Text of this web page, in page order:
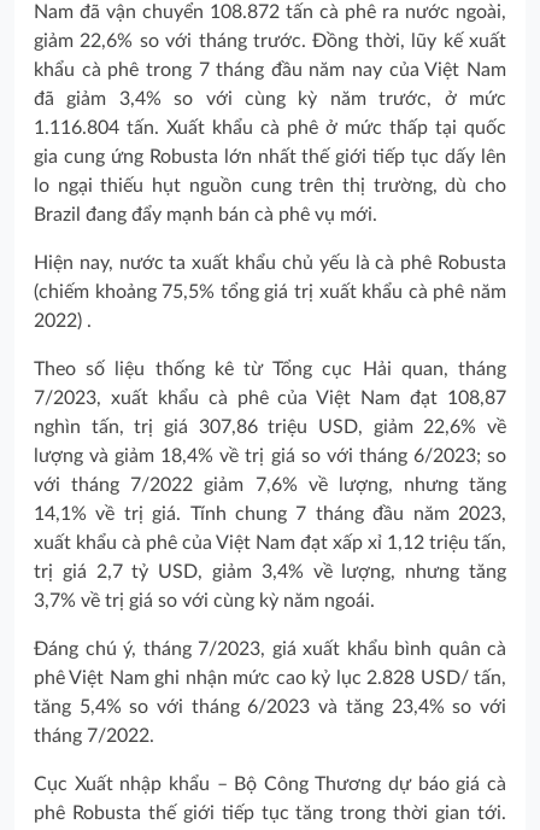
Nam đã vận chuyển 108.872 tấn cà phê ra nước ngoài,
giảm 22,6% so với tháng trước. Đồng thời, lũy kế xuất
khẩu cà phê trong 7 tháng đầu năm nay của Việt Nam
đã giảm 3,4% so với cùng kỳ năm trước, ở mức
1.116.804 tấn. Xuất khẩu cà phê ở mức thấp tại quốc
gia cung ứng Robusta lớn nhất thế giới tiếp tục dấy lên
lo ngại thiếu hụt nguồn cung trên thị trường, dù cho
Brazil đang đẩy mạnh bán cà phê vụ mới.
Hiện nay, nước ta xuất khẩu chủ yếu là cà phê Robusta
(chiếm khoảng 75,5% tổng giá trị xuất khẩu cà phê năm
2022) .
Theo số liệu thống kê từ Tổng cục Hải quan, tháng
7/2023, xuất khẩu cà phê của Việt Nam đạt 108,87
nghìn tấn, trị giá 307,86 triệu USD, giảm 22,6% về
lượng và giảm 18,4% về trị giá so với tháng 6/2023; so
với tháng 7/2022 giảm 7,6% về lượng, nhưng tăng
14,1% về trị giá. Tính chung 7 tháng đầu năm 2023,
xuất khẩu cà phê của Việt Nam đạt xấp xỉ 1,12 triệu tấn,
trị giá 2,7 tỷ USD, giảm 3,4% về lượng, nhưng tăng
3,7% về trị giá so với cùng kỳ năm ngoái.
Đáng chú ý, tháng 7/2023, giá xuất khẩu bình quân cà
phê Việt Nam ghi nhận mức cao kỷ lục 2.828 USD/ tấn,
tăng 5,4% so với tháng 6/2023 và tăng 23,4% so với
tháng 7/2022.
Cục Xuất nhập khẩu – Bộ Công Thương dự báo giá cà
phê Robusta thế giới tiếp tục tăng trong thời gian tới.